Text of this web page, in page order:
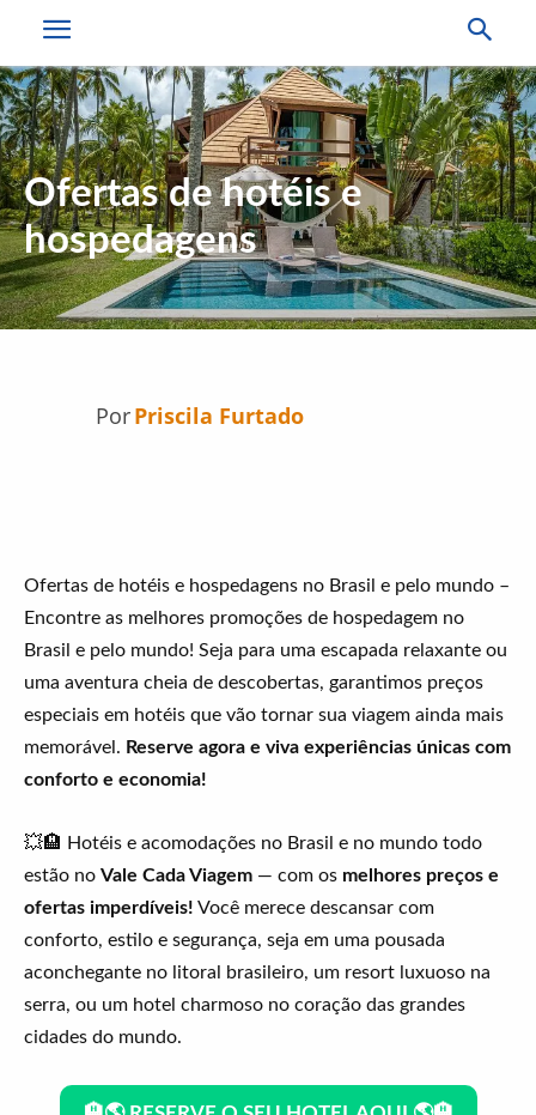
Ofertas de hotéis e
hospedagens
PorPriscila Furtado
Ofertas de hotéis e hospedagens no Brasil e pelo mundo –
Encontre as melhores promoções de hospedagem no
Brasil e pelo mundo! Seja para uma escapada relaxante ou
uma aventura cheia de descobertas, garantimos preços
especiais em hotéis que vão tornar sua viagem ainda mais
memorável. Reserve agora e viva experiências únicas com
conforto e economia!
💥🏨 Hotéis e acomodações no Brasil e no mundo todo
estão no Vale Cada Viagem — com os melhores preços e
ofertas imperdíveis! Você merece descansar com
conforto, estilo e segurança, seja em uma pousada
aconchegante no litoral brasileiro, um resort luxuoso na
serra, ou um hotel charmoso no coração das grandes
cidades do mundo.